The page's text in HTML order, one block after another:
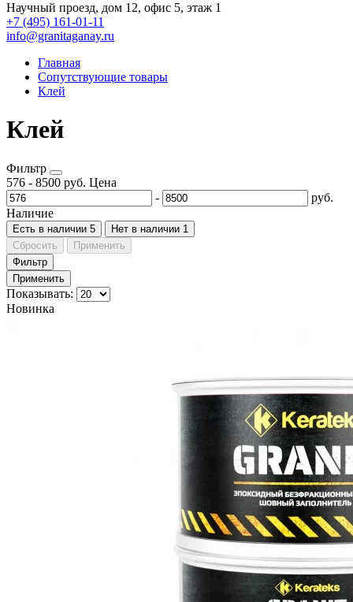
Научный проезд, дом 12, офис 5, этаж 1
+7 (495) 161-01-11
info@granitaganay.ru
Главная
Сопутствующие товары
Клей
Клей
Фильтр
576 - 8500 руб. Цена
-
руб.
Наличие
Есть в наличии 5 Нет в наличии 1
Сбросить
Применить
Фильтр
Применить
Показывать:
Новинка